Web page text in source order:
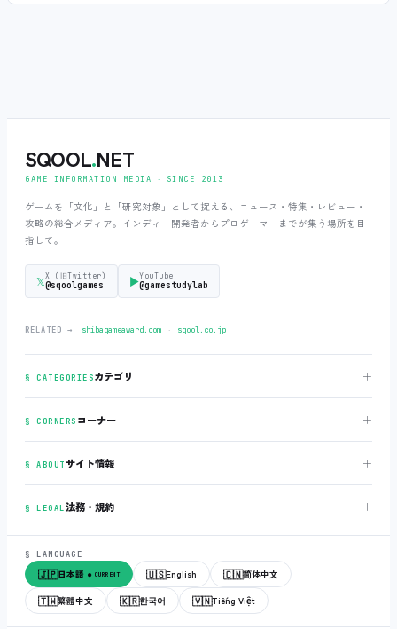
SQOOL.NET
GAME INFORMATION MEDIA ‧ SINCE 2013
ゲームを「文化」と「研究対象」として捉える、ニュース・特集・レビュー・
攻略の総合メディア。インディー開発者からプロゲーマーまでが集う場所を目
指して。
𝕏X (旧Twitter)
@sqoolgames ▶YouTube
@gamestudylab
RELATED → shibagameaward.com ‧ sqool.co.jp
§ CATEGORIESカテゴリ ＋
§ CORNERS コーナー ＋
§ ABOUTサイト情報 ＋
§ LEGAL法務・規約 ＋
§ LANGUAGE
🇯🇵日本語 ● CURRENT 🇺🇸English 🇨🇳简体中文
🇹🇼繁體中文 🇰🇷한국어 🇻🇳Tiếng Việt